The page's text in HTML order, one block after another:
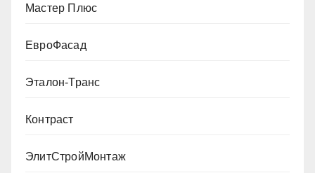
Мастер Плюс
ЕвроФасад
Эталон-Транс
Контраст
ЭлитСтройМонтаж